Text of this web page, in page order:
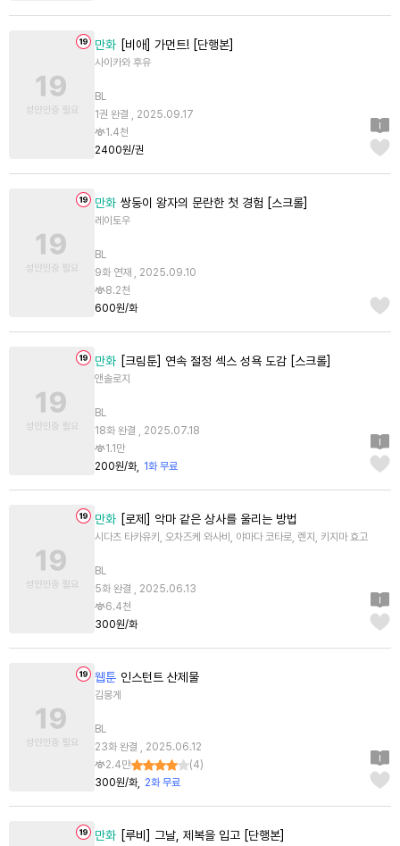
만화 [비애] 가먼트! [단행본]
사이카와 후유
BL
1권 완결 , 2025.09.17
1.4천
2400원/권
만화 쌍둥이 왕자의 문란한 첫 경험 [스크롤]
레이토우
BL
9화 연재 , 2025.09.10
8.2천
600원/화
만화 [크림툰] 연속 절정 섹스 성욕 도감 [스크롤]
앤솔로지
BL
18화 완결 , 2025.07.18
1.1만
200원/화
1화 무료
만화 [로제] 악마 같은 상사를 울리는 방법
시다츠 타카유키, 오차즈케 와사비, 야마다 코타로, 렌지, 키지마 효고
BL
5화 완결 , 2025.06.13
6.4천
300원/화
웹툰 인스턴트 산제물
김몽게
BL
23화 완결 , 2025.06.12
2.4만
(4)
300원/화
2화 무료
만화 [루비] 그날, 제복을 입고 [단행본]